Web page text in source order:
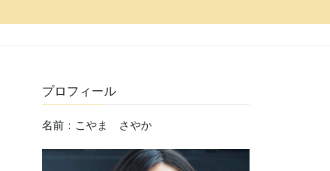
プロフィール
名前：こやま さやか